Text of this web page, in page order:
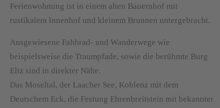
Ferienwohnung ist in einem alten Bauernhof mit
rustikalem Innenhof und kleinem Brunnen untergebracht.
Ausgewiesene Fahhrad- und Wanderwege wie
beispielsweise die Traumpfade, sowie die berühmte Burg
Eltz sind in direkter Nähe.
Das Moseltal, der Laacher See, Koblenz mit dem
Deutschem Eck, die Festung Ehrenbreitstein mit bekannter